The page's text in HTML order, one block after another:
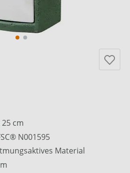
25 cm
N001595
Material